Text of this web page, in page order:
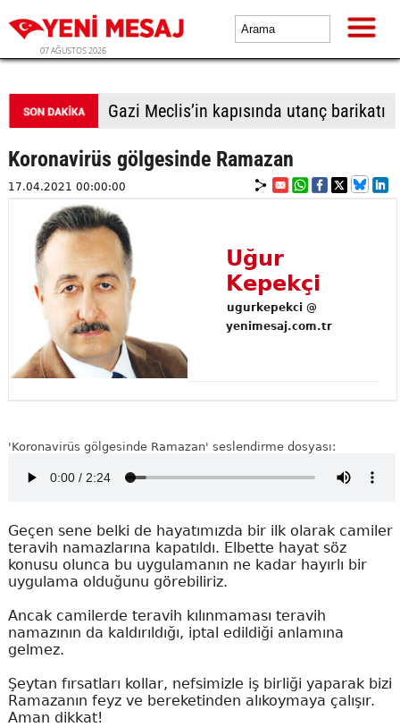
07 AĞUSTOS 2026
Gazi Meclis’in kapısında utanç barikatı
Koronavirüs gölgesinde Ramazan
17.04.2021 00:00:00
Uğur
Kepekçi
ugurkepekci @
yenimesaj.com.tr
'Koronavirüs gölgesinde Ramazan' seslendirme dosyası:
Geçen sene belki de hayatımızda bir ilk olarak camiler
teravih namazlarına kapatıldı. Elbette hayat söz
konusu olunca bu uygulamanın ne kadar hayırlı bir
uygulama olduğunu görebiliriz.
Ancak camilerde teravih kılınmaması teravih
namazının da kaldırıldığı, iptal edildiği anlamına
gelmez.
Şeytan fırsatları kollar, nefsimizle iş birliği yaparak bizi
Ramazanın feyz ve bereketinden alıkoymaya çalışır.
Aman dikkat!